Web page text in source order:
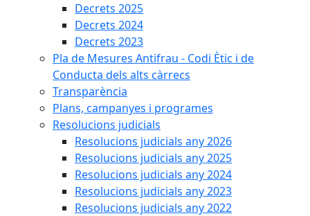
Decrets 2025
Decrets 2024
Decrets 2023
Pla de Mesures Antifrau - Codi Ètic i de
Conducta dels alts càrrecs
Transparència
Plans, campanyes i programes
Resolucions judicials
Resolucions judicials any 2026
Resolucions judicials any 2025
Resolucions judicials any 2024
Resolucions judicials any 2023
Resolucions judicials any 2022